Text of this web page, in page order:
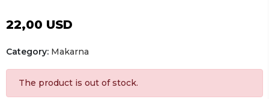
22,00 USD
Category: Makarna
The product is out of stock.